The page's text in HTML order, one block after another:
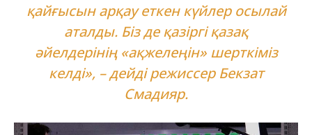
қайғысын арқау еткен күйлер осылай
аталды. Біз де қазіргі қазақ
әйелдерінің «ақжелеңін» шерткіміз
келді», – дейді режиссер Бекзат
Смадияр.